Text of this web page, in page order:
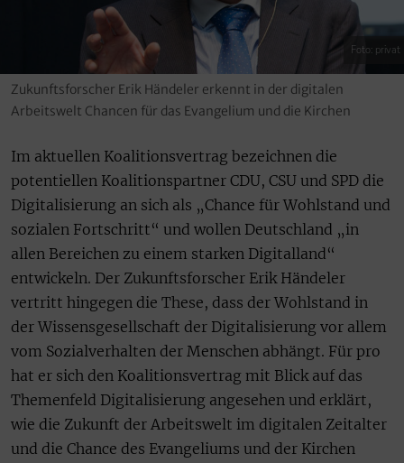
Foto: privat
Zukunftsforscher Erik Händeler erkennt in der digitalen
Arbeitswelt Chancen für das Evangelium und die Kirchen
Im aktuellen Koalitionsvertrag bezeichnen die
potentiellen Koalitionspartner CDU, CSU und SPD die
Digitalisierung an sich als „Chance für Wohlstand und
sozialen Fortschritt“ und wollen Deutschland „in
allen Bereichen zu einem starken Digitalland“
entwickeln. Der Zukunftsforscher Erik Händeler
vertritt hingegen die These, dass der Wohlstand in
der Wissensgesellschaft der Digitalisierung vor allem
vom Sozialverhalten der Menschen abhängt. Für pro
hat er sich den Koalitionsvertrag mit Blick auf das
Themenfeld Digitalisierung angesehen und erklärt,
wie die Zukunft der Arbeitswelt im digitalen Zeitalter
und die Chance des Evangeliums und der Kirchen